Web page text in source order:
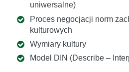
uniwersalne)
Proces negocjacji norm
kulturowych
Wymiary kultury
Model DIN (Describe –